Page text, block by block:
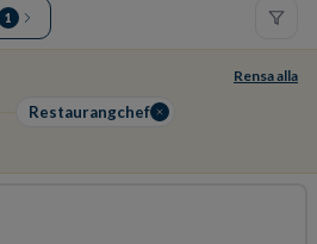
1
Rensa alla
Restaurangchef